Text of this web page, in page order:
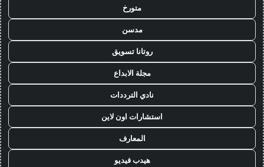
متورخ
مدسن
روتانا تسويق
مجلة الابداع
نادي الترددات
استشارات اون لاين
المعارف
هيدب فيديو